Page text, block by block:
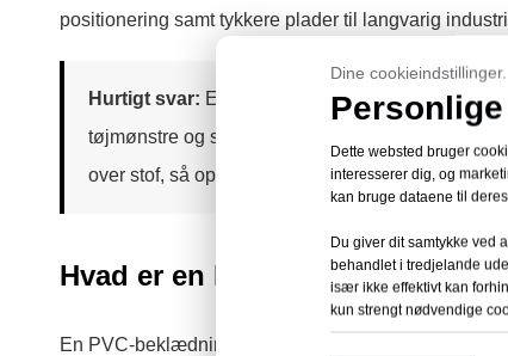
positionering samt tykkere plader til langvarig
Hurtigt svar: Et PVC-beklædningsark i denne
tøjmønstre og syskabeloner. Det er ikke den
over stof, så operatører kan spore, placere,
Hvad er en PVC-
En PVC-beklædningsskabelonark er et klart eller
Dine cookieindstillinger.
Dette websted bruger
interesserer dig, og
kan bruge dataene til
Du giver dit samtykke ved
behandlet i tredjelande
især ikke effektivt kan
kun strengt nødvendige